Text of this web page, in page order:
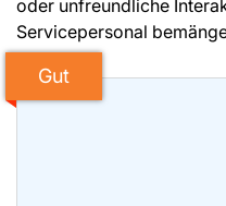
oder unfreundliche
Servicepersonal
Gut